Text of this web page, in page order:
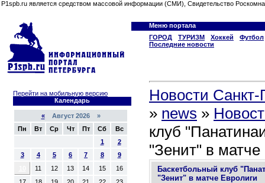
P1spb.ru является средством массовой информации (СМИ), Свидетельство
Меню портала
ГОРОД
ТУРИЗМ Хоккей
Футбол
Последние новости
Перейти на мобильную версию
Календарь
«Август 2026 »
Пн
Вт Ср Чт Пт Сб
Вс
1
2
3
4 5 6 7 8
9
11 12 13 14 15
16
Новости Санкт-
» news »
клуб
"Зенит" в матче
Баскетбольный клуб
"Зенит" в матче Евролиги